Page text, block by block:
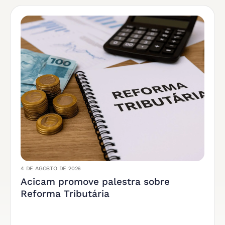
4 DE AGOSTO DE 2026
Acicam promove palestra sobre
Reforma Tributária